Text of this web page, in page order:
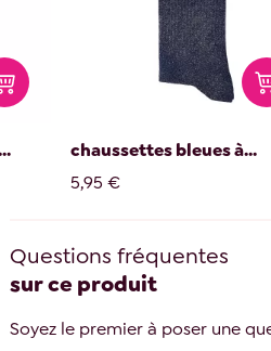
chaussettes bleues à...
5,95 €
Questions fréquentes
sur ce produit
Soyez le premier à poser une